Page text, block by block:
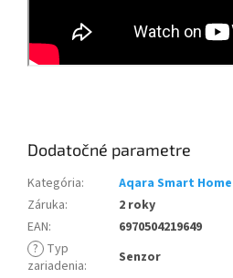
Dodatočné parametre
Kategória:
Aqara Smart Home
Záruka:
2 roky
EAN:
6970504219649
? Typ
zariadenia:
Senzor